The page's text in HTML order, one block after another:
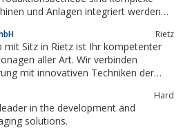
und Anlagen integriert werden
werden.
Rietz
mit Sitz in Rietz ist Ihr kompetenter
aller Art. Wir verbinden
mit innovativen Techniken der
die exakt ihren
Hard
solutions.